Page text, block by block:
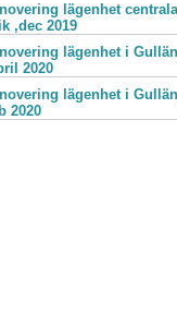
lägenhet centrala
,dec 2019
lägenhet i
2020
lägenhet i
2020